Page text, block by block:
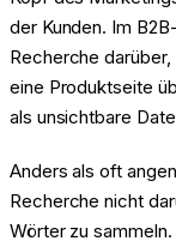
der Kunden. Im
Recherche
eine Produktseite
als unsichtbare
Anders als oft
Recherche nicht
Wörter zu